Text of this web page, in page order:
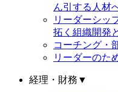
ん引する人材
リーダーシッ
拓く組織開発
コーチング・
リーダーのた
経理・財務 ▼